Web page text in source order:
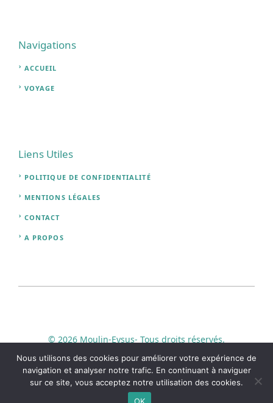
Navigations
ACCUEIL
VOYAGE
Liens Utiles
POLITIQUE DE CONFIDENTIALITÉ
MENTIONS LÉGALES
CONTACT
A PROPOS
© 2026 Moulin-Eysus- Tous droits réservés.
Nous utilisons des cookies pour améliorer votre expérience de
navigation et analyser notre trafic. En continuant à naviguer
sur ce site, vous acceptez notre utilisation des cookies.
OK